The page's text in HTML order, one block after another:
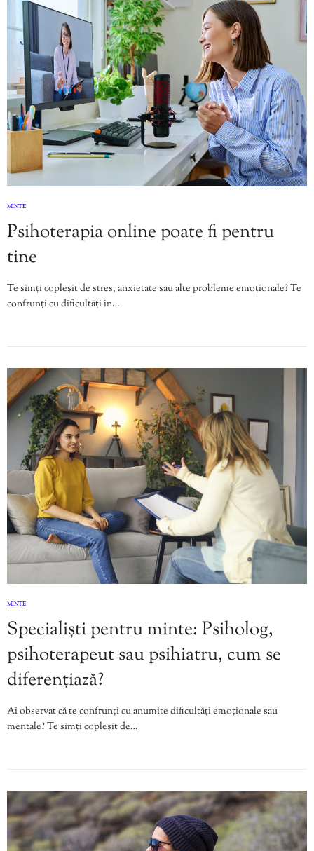
MINTE
Psihoterapia online poate fi pentru
tine
Te simți copleșit de stres, anxietate sau alte probleme emoționale? Te
confrunți cu dificultăți în…
MINTE
Specialiști pentru minte: Psiholog,
psihoterapeut sau psihiatru, cum se
diferențiază?
Ai observat că te confrunți cu anumite dificultăți emoționale sau
mentale? Te simți copleșit de…